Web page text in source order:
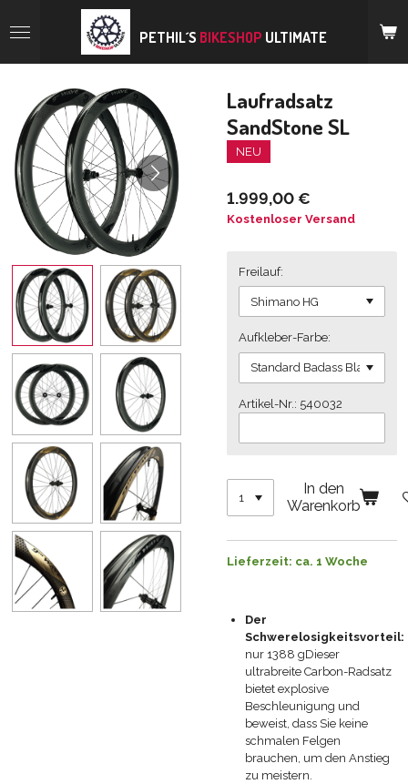
Hauptinhalt
PETHIL´S BIKESHOP ULTIMATE
Laufradsatz
SandStone SL
NEU
1.999,00 €
Kostenloser Versand
Freilauf:
Aufkleber-Farbe:
Artikel-Nr.: 540032
In den
Warenkorb
Lieferzeit: ca. 1 Woche
Der
Schwerelosigkeitsvorteil:
nur 1388 gDieser
ultrabreite Carbon-Radsatz
bietet explosive
Beschleunigung und
beweist, dass Sie keine
schmalen Felgen
brauchen, um den Anstieg
zu meistern.